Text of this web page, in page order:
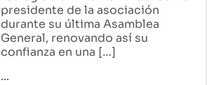
presidente de la asociación
durante su última Asamblea
General, renovando así su
confianza en una […]
...